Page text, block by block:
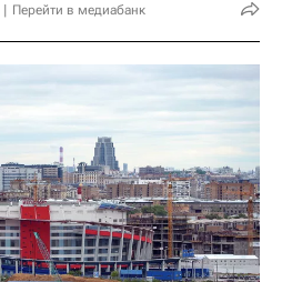
Перейти в медиабанк